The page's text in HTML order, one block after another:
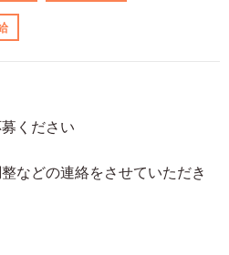
ください
などの連絡をさせていただき